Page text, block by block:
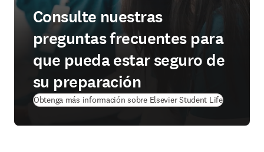
Consulte nuestras
preguntas frecuentes para
que pueda estar seguro de
su preparación
Obtenga más información sobre Elsevier Student Life(